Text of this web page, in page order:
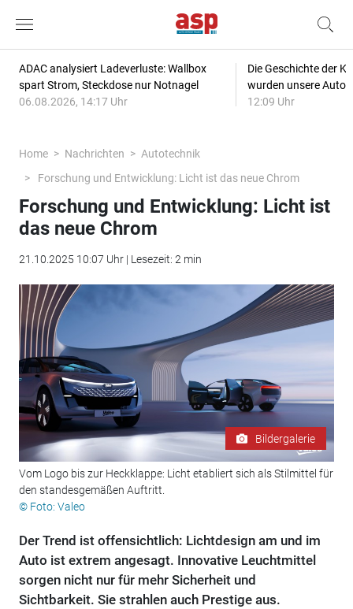
ADAC analysiert Ladeverluste: Wallbox
spart Strom, Steckdose nur Notnagel
06.08.2026, 14:17 Uhr
Die Geschichte der
wurden unsere
12:09 Uhr
Home Nachrichten
Autotechnik
Forschung und Entwicklung: Licht ist das neue Chrom
Forschung und Entwicklung: Licht ist
das neue Chrom
21.10.2025 10:07 Uhr | Lesezeit: 2 min
Bildergalerie
Vom Logo bis zur Heckklappe: Licht etabliert sich als Stilmittel für
den standesgemäßen Auftritt.
© Foto: Valeo
Der Trend ist offensichtlich: Lichtdesign am und im
Auto ist extrem angesagt. Innovative Leuchtmittel
sorgen nicht nur für mehr Sicherheit und
Sichtbarkeit. Sie strahlen auch Prestige aus.